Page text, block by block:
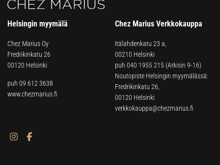
Helsingin myymälä
Chez Marius Oy
Fredrikinkatu 26
00120 Helsinki
puh 09 612 3638
www.chezmarius.fi
Chez Marius Verkkokauppa
Itälahdenkatu 23 a,
00210 Helsinki
puh 040 1955 215 (Arkisin 9-16)
Noutopiste Helsingin myymälässä:
Fredrikinkatu 26,
00120 Helsinki
verkkokauppa@chezmarius.fi